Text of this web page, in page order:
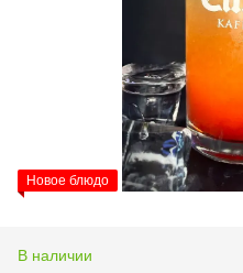
Новое блюдо
В наличии